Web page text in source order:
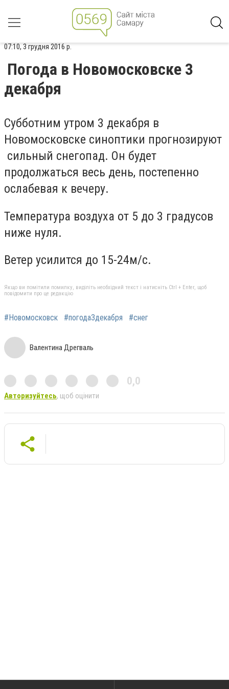
07:10, 3 грудня 2016 р.
Погода в Новомосковске 3
декабря
Субботним утром 3 декабря в
Новомосковске синоптики прогнозируют
сильный снегопад. Он будет
продолжаться весь день, постепенно
ослабевая к вечеру.
Температура воздуха от 5 до 3 градусов
ниже нуля.
Ветер усилится до 15-24м/с.
Якщо ви помітили помилку, виділіть необхідний текст і натисніть Ctrl + Enter, щоб
повідомити про це редакцію
#Новомосковск #погода3декабря #снег
Валентина Дрегваль
0,0
Авторизуйтесь, щоб оцінити